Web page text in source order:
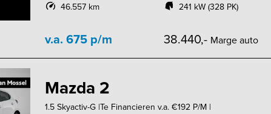
46.557 km
241 kW (328 PK)
v.a. 675 p/m 38.440,- Marge auto
Mazda 2
1.5 Skyactiv-G |Te Financieren v.a. €192 P/M |